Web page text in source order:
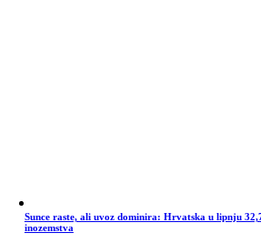
Sunce raste, ali uvoz dominira: Hrvatska u lipnju
inozemstva